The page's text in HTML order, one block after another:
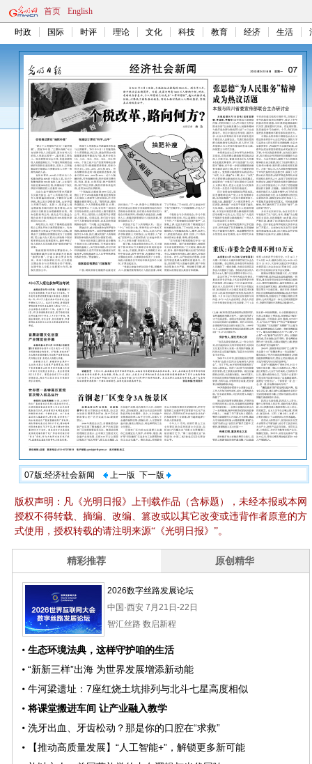
首页 English
时政 国际 时评 理论 文化 科技 教育 经济 生活
07版:经济社会新闻 上一版 下一版
版权声明：凡《光明日报》上刊载作品（含标题），未经本报或本网
授权不得转载、摘编、改编、篡改或以其它改变或违背作者原意的方
式使用，授权转载的请注明来源“《光明日报》”。